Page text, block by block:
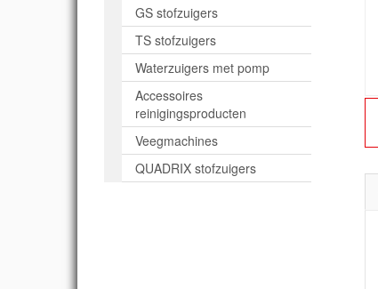
GS stofzuigers
TS stofzuigers
Waterzuigers met pomp
Accessoires
reinigingsproducten
Veegmachines
QUADRIX stofzuigers